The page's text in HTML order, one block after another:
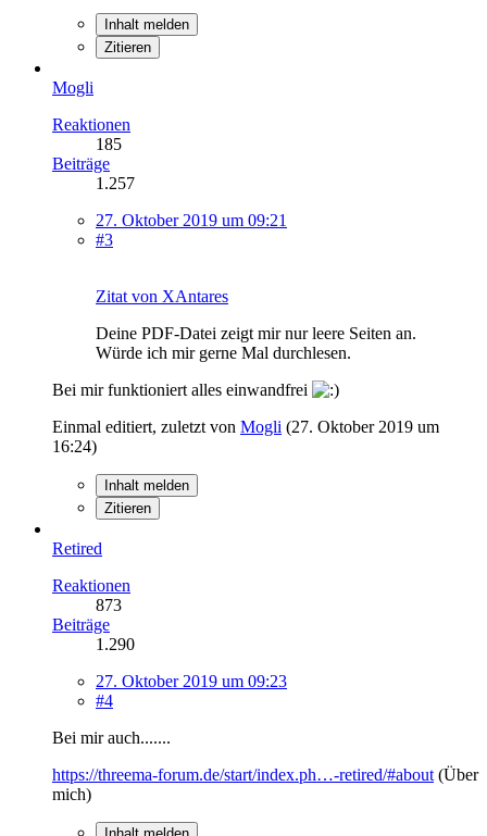
Inhalt melden
Zitieren
Mogli
Reaktionen
185
Beiträge
1.257
27. Oktober 2019 um 09:21
#3
Zitat von XAntares
Deine PDF-Datei zeigt mir nur leere Seiten an.
Würde ich mir gerne Mal durchlesen.
Bei mir funktioniert alles einwandfrei
Einmal editiert, zuletzt von Mogli (27. Oktober 2019 um
16:24)
Inhalt melden
Zitieren
Retired
Reaktionen
873
Beiträge
1.290
27. Oktober 2019 um 09:23
#4
Bei mir auch.......
https://threema-forum.de/start/index.ph…-retired/#about (Über
mich)